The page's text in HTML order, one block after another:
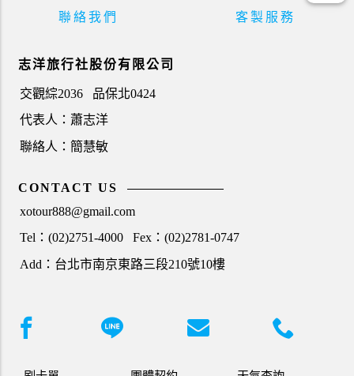
聯絡我們 客製服務
志洋旅行社股份有限公司
交觀綜2036
品保北0424
代表人：蕭志洋
聯絡人：簡慧敏
CONTACT US
xotour888@gmail.com
Tel：(02)2751-4000
Fex：(02)2781-0747
Add：台北市南京東路三段210號10樓